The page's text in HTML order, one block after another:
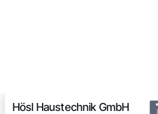
Hösl Haustechnik GmbH